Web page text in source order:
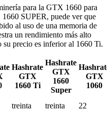
para la GTX 1660 para
SUPER, puede ver que
al uso de una memoria de
un rendimiento más alto
precio es inferior al 1660 Ti.
Hashrate
GTX
1660 Ti
Hashrate
GTX
1660
Super
GTX
1060
treinta treinta
22